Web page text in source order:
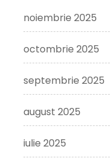
noiembrie 2025
octombrie 2025
septembrie 2025
august 2025
iulie 2025